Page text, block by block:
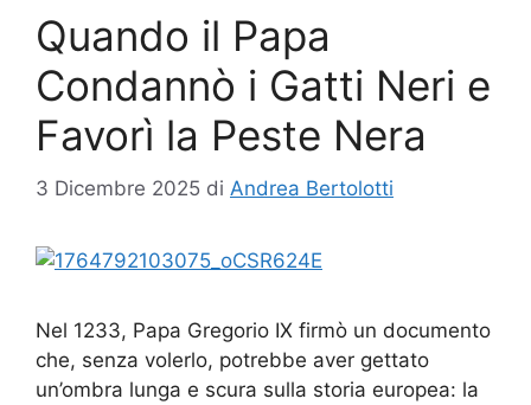
Quando il Papa
Condannò i Gatti Neri e
Favorì la Peste Nera
3 Dicembre 2025 di Andrea Bertolotti
Nel 1233, Papa Gregorio IX firmò un documento
che, senza volerlo, potrebbe aver gettato
un’ombra lunga e scura sulla storia europea: la